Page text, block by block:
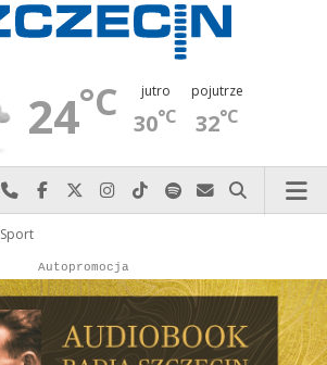
24°C jutro
30°C
pojutrze
32°C
Najlepiej po prostu do nas zadzwoń
Odwiedź nas na Facebook-u
Odwiedź nas na X
Odwiedź nas na Instagram-ie
Odwiedź nas na TikTok-u
Szukaj nas na Spotify
Wyślij do nas
Szukaj
Sport
Reklama
Autopromocja